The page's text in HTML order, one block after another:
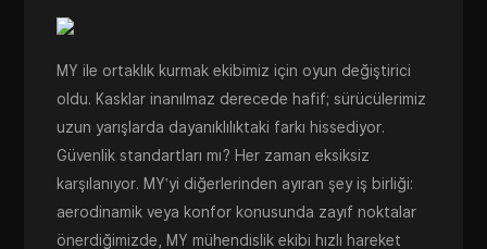
MY ile ortaklık kurmak ekibimiz için oyun değiştirici
oldu. Kasklar inanılmaz derecede hafif; sürücülerimiz
uzun yarışlarda dayanıklılıktaki farkı hissediyor.
Güvenlik standartları mı? Her zaman eksiksiz
karşılanıyor. MY'yi diğerlerinden ayıran şey iş birliği:
aerodinamik veya konfor konusunda zayıf noktalar
önerdiğimizde, MY mühendislik ekibi hızlı hareket